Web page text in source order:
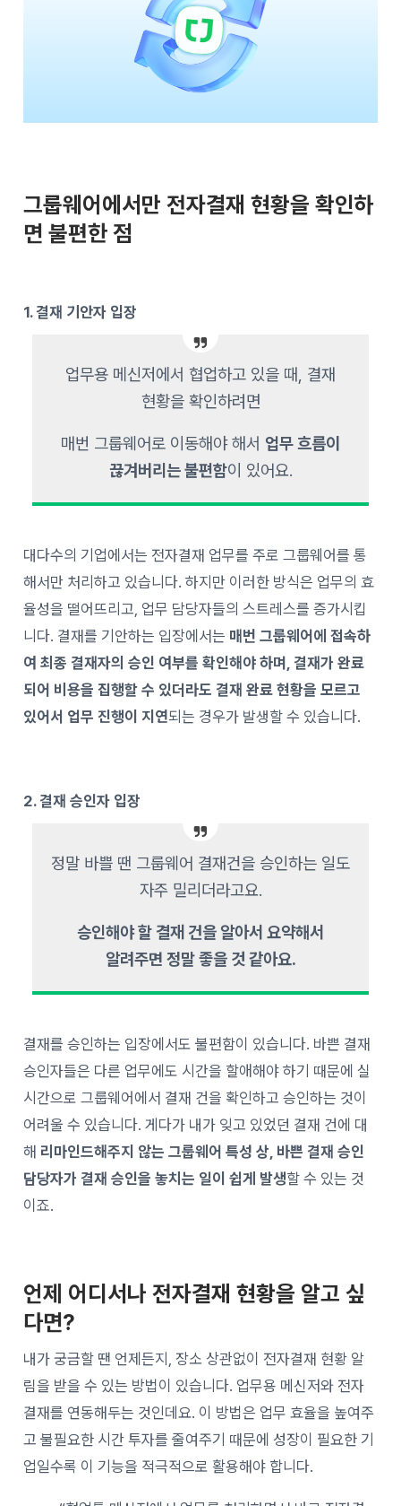
그룹웨어에서만 전자결재 현황을 확인하
면 불편한 점
1. 결재 기안자 입장
업무용 메신저에서 협업하고 있을 때, 결재
현황을 확인하려면
매번 그룹웨어로 이동해야 해서 업무 흐름이
끊겨버리는 불편함이 있어요.
대다수의 기업에서는 전자결재 업무를 주로 그룹웨어를 통
해서만 처리하고 있습니다. 하지만 이러한 방식은 업무의 효
율성을 떨어뜨리고, 업무 담당자들의 스트레스를 증가시킵
니다. 결재를 기안하는 입장에서는 매번 그룹웨어에 접속하
여 최종 결재자의 승인 여부를 확인해야 하며, 결재가 완료
되어 비용을 집행할 수 있더라도 결재 완료 현황을 모르고
있어서 업무 진행이 지연되는 경우가 발생할 수 있습니다.
2. 결재 승인자 입장
정말 바쁠 땐 그룹웨어 결재건을 승인하는 일도
자주 밀리더라고요.
승인해야 할 결재 건을 알아서 요약해서
알려주면 정말 좋을 것 같아요.
결재를 승인하는 입장에서도 불편함이 있습니다. 바쁜 결재
승인자들은 다른 업무에도 시간을 할애해야 하기 때문에 실
시간으로 그룹웨어에서 결재 건을 확인하고 승인하는 것이
어려울 수 있습니다. 게다가 내가 잊고 있었던 결재 건에 대
해 리마인드해주지 않는 그룹웨어 특성 상, 바쁜 결재 승인
담당자가 결재 승인을 놓치는 일이 쉽게 발생할 수 있는 것
이죠.
언제 어디서나 전자결재 현황을 알고 싶
다면?
내가 궁금할 땐 언제든지, 장소 상관없이 전자결재 현황 알
림을 받을 수 있는 방법이 있습니다. 업무용 메신저와 전자
결재를 연동해두는 것인데요. 이 방법은 업무 효율을 높여주
고 불필요한 시간 투자를 줄여주기 때문에 성장이 필요한 기
업일수록 이 기능을 적극적으로 활용해야 합니다.